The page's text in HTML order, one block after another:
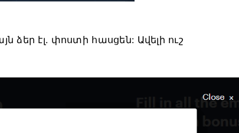
ձեր էլ. փոստի հասցեն: Ավելի ուշ